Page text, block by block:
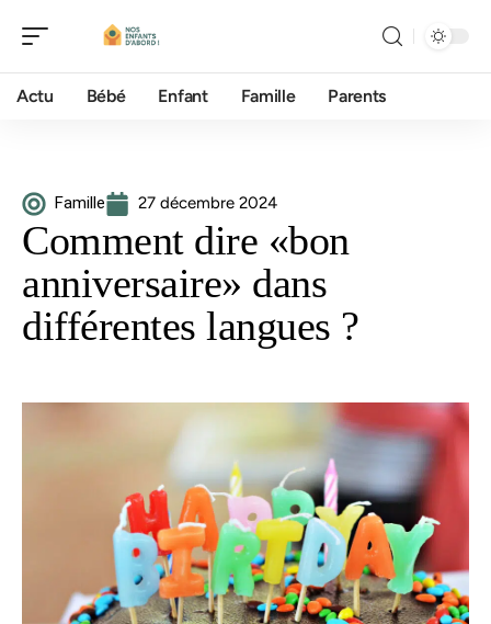
Actu Bébé Enfant Famille Parents
Famille 27 décembre 2024
Comment dire «bon
anniversaire» dans
différentes langues ?